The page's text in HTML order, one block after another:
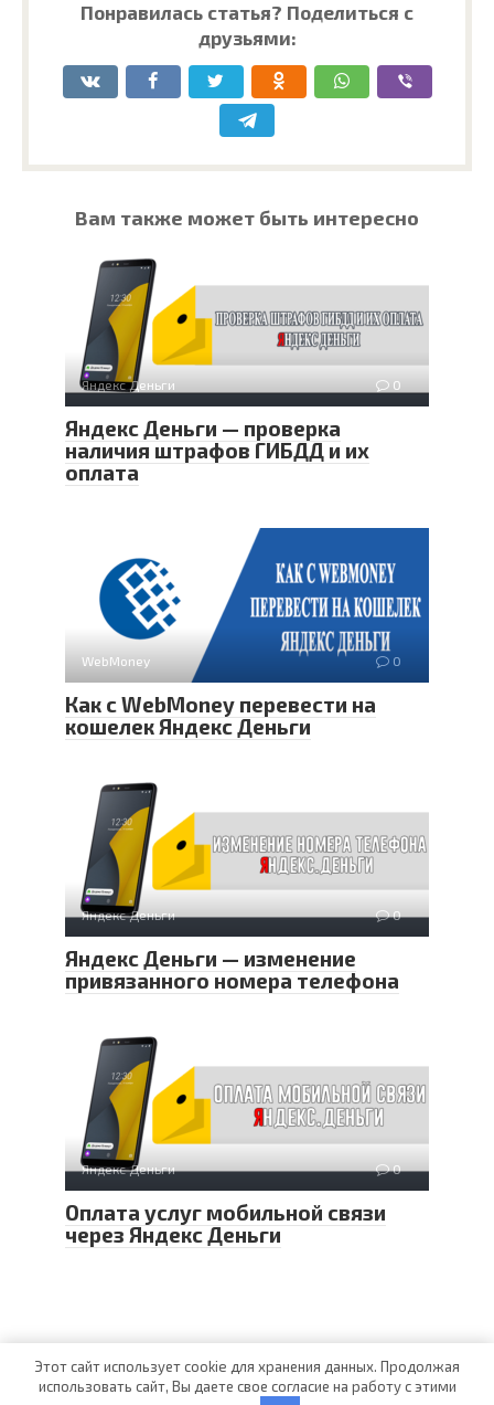
Понравилась статья? Поделиться с
друзьями:
Вам также может быть интересно
Яндекс Деньги 0
Яндекс Деньги — проверка
наличия штрафов ГИБДД и их
оплата
WebMoney 0
Как с WebMoney перевести на
кошелек Яндекс Деньги
Яндекс Деньги 0
Яндекс Деньги — изменение
привязанного номера телефона
Яндекс Деньги 0
Оплата услуг мобильной связи
через Яндекс Деньги
© 2025 Android Pay
Этот сайт использует cookie для хранения данных. Продолжая
использовать сайт, Вы даете свое согласие на работу с этими